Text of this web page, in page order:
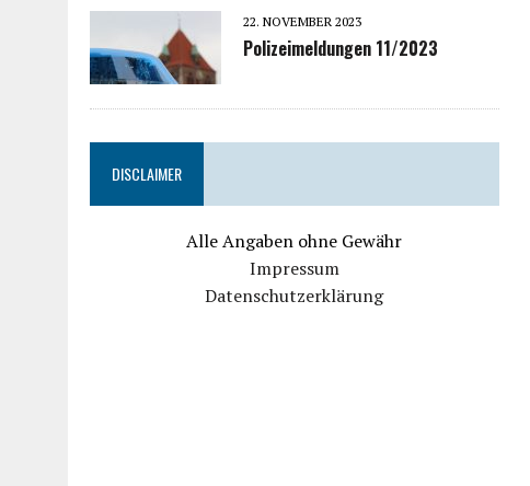
22. NOVEMBER 2023
Polizeimeldungen 11/2023
DISCLAIMER
Alle Angaben ohne Gewähr
Impressum
Datenschutzerklärung